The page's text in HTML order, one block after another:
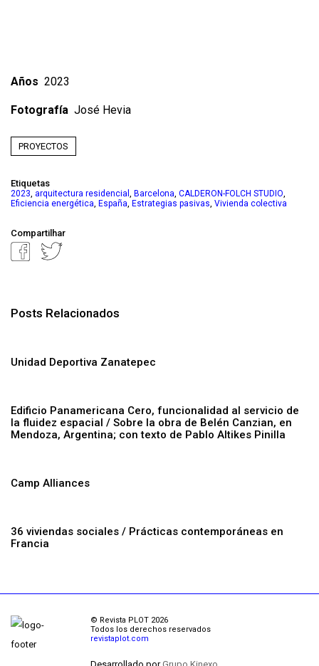
Años 2023
Fotografía José Hevia
PROYECTOS
Etiquetas
2023, arquitectura residencial , Barcelona, CALDERON-FOLCH STUDIO,
Eficiencia energética, España, Estrategias pasivas, Vivienda colectiva
Compartilhar
Posts Relacionados
Unidad Deportiva Zanatepec
Edificio Panamericana Cero, funcionalidad al servicio de
la fluidez espacial / Sobre la obra de Belén Canzian, en
Mendoza, Argentina; con texto de Pablo Altikes Pinilla
Camp Alliances
36 viviendas sociales / Prácticas contemporáneas en
Francia
© Revista PLOT 2026
Todos los derechos reservados
revistaplot.com